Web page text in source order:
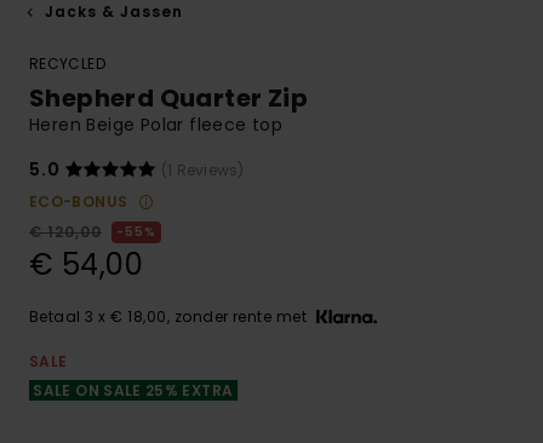
Jacks & Jassen
RECYCLED
Shepherd Quarter Zip
Heren Beige Polar fleece top
5.0
(1 Reviews)
ECO-BONUS
€ 120,00
55%
€ 54,00
Betaal 3 x € 18,00, zonder rente met
SALE
SALE ON SALE 25% EXTRA